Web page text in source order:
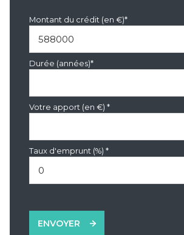
Montant du crédit (en €)*
Durée (années)*
Votre apport (en €) *
Taux d'emprunt (%) *
ENVOYER